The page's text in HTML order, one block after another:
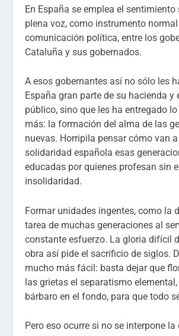
En España se emplea el
plena voz, como instrumento
comunicación política, entre los
Cataluña y sus gobernados.
A esos gobernantes así no sólo les
España gran parte de su hacienda y
público, sino que les ha entregado
más: la formación del alma de las
nuevas. Horripila pensar cómo van
solidaridad española esas
educadas por quienes profesan sin
insolidaridad.
Formar unidades ingentes, como la
tarea de muchas generaciones al
constante esfuerzo. La gloria difícil
obra así pide el sacrificio de siglos.
mucho más fácil: basta dejar que
las grietas el separatismo
bárbaro en el fondo, para que todo
Pero eso ocurre si no se interpone la